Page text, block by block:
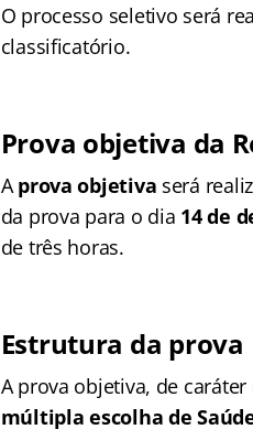
O processo seletivo será
classificatório.
Prova objetiva da
Aprova objetiva será
da prova para o dia 14 de
de três horas.
Estrutura da prova
A prova objetiva, de
múltipla escolha de